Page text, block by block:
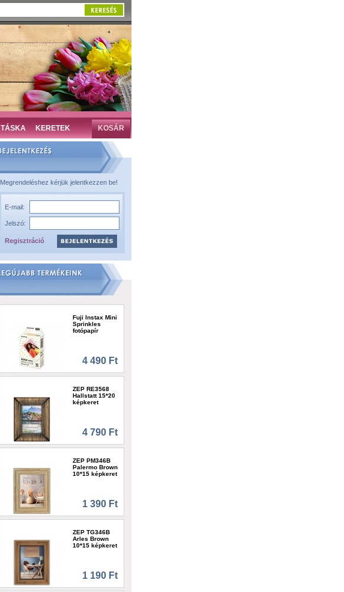
TÁSKA KERETEK KOSÁR
Megrendeléshez kérjük jelentkezzen be!
E-mail:
Jelszó:
Regisztráció
Fuji Instax Mini
Sprinkles
fotópapír
4 490 Ft
ZEP RE3568
Hallstatt 15*20
képkeret
4 790 Ft
ZEP PM346B
Palermo Brown
10*15 képkeret
1 390 Ft
ZEP TG346B
Arles Brown
10*15 képkeret
1 190 Ft